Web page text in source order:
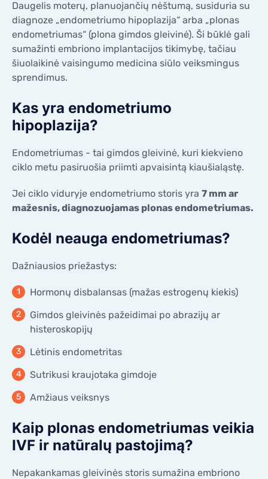
KONTAKTAI
KONTAKTAI
Daugelis moterų, planuojančių nėštumą, susiduria su
diagnoze „endometriumo hipoplazija“ arba „plonas
endometriumas“ (plona gimdos gleivinė). Ši būklė gali
sumažinti embriono implantacijos tikimybę, tačiau
šiuolaikinė vaisingumo medicina siūlo veiksmingus
sprendimus.
Kas yra endometriumo
hipoplazija?
Endometriumas - tai gimdos gleivinė, kuri kiekvieno
ciklo metu pasiruošia priimti apvaisintą kiaušialąstę.
Jei ciklo viduryje endometriumo storis yra 7 mm ar
mažesnis, diagnozuojamas plonas endometriumas.
Kodėl neauga endometriumas?
Dažniausios priežastys:
Hormonų disbalansas (mažas estrogenų kiekis)
Gimdos gleivinės pažeidimai po abrazijų ar
histeroskopijų
Lėtinis endometritas
Sutrikusi kraujotaka gimdoje
Amžiaus veiksnys
Kaip plonas endometriumas veikia
IVF ir natūralų pastojimą?
Nepakankamas gleivinės storis sumažina embriono